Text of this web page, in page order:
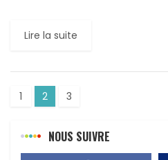
Lire la suite
1 2 3
NOUS SUIVRE